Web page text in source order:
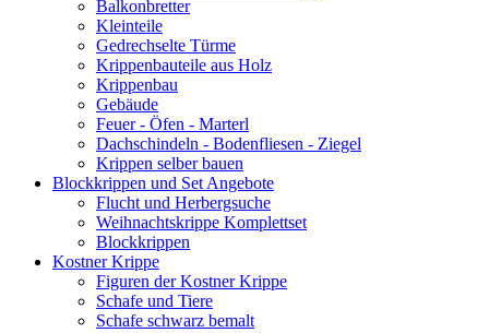
Balkonbretter
Kleinteile
Gedrechselte Türme
Krippenbauteile aus Holz
Krippenbau
Gebäude
Feuer - Öfen - Marterl
Dachschindeln - Bodenfliesen - Ziegel
Krippen selber bauen
Blockkrippen und Set Angebote
Flucht und Herbergsuche
Weihnachtskrippe Komplettset
Blockkrippen
Kostner Krippe
Figuren der Kostner Krippe
Schafe und Tiere
Schafe schwarz bemalt